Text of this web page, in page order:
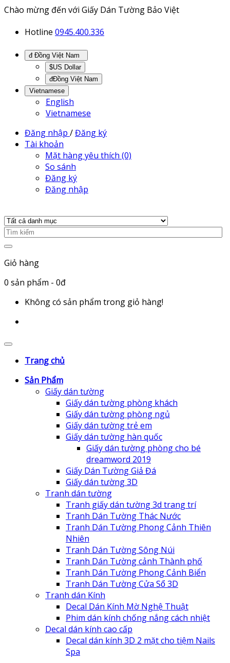
Chào mừng đến với Giấy Dán Tường Bảo Việt
Hotline 0945.400.336
$US Dollar
đĐồng Việt Nam
Vietnamese
English
Vietnamese
Đăng nhập /Đăng ký
Tài khoản
Mặt hàng yêu thích (0)
So sánh
Đăng ký
Đăng nhập
Giỏ hàng
0 sản phẩm - 0đ
Không có sản phẩm trong giỏ hàng!
Trang chủ
Sản Phẩm
Giấy dán tường
Giấy dán tường phòng khách
Giấy dán tường phòng ngủ
Giấy dán tường trẻ em
Giấy dán tường hàn quốc
Giấy dán tường phòng cho bé
dreamword 2019
Giấy Dán Tường Giả Đá
Giấy dán tường 3D
Tranh dán tường
Tranh giấy dán tường 3d trang trí
Tranh Dán Tường Thác Nước
Tranh Dán Tường Phong Cảnh Thiên
Nhiên
Tranh Dán Tường Sông Núi
Tranh Dán Tường cảnh Thành phố
Tranh Dán Tường Phong Cảnh Biển
Tranh Dán Tường Cửa Sổ 3D
Tranh dán Kính
Decal Dán Kính Mờ Nghệ Thuật
Phim dán kính chống nắng cách nhiệt
Decal dán kính cao cấp
Decal dán kính 3D 2 mặt cho tiệm Nails
Spa